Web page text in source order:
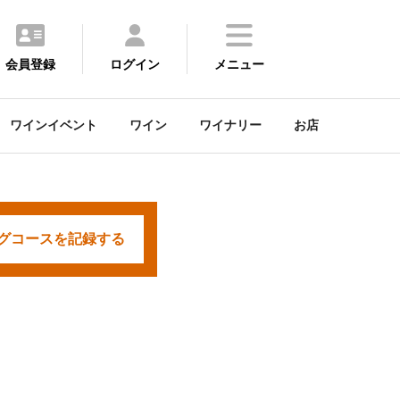
会員登録 ログイン メニュー
ワインイベント ワイン ワイナリー お店
コースを記録する